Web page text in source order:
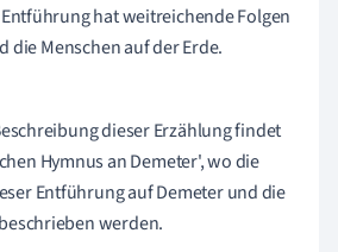
hat weitreichende Folgen
die Menschen auf der Erde.
dieser Erzählung findet
Hymnus an Demeter', wo die
Entführung auf Demeter und die
werden.